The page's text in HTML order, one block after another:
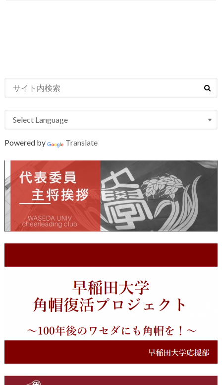
Powered by Translate